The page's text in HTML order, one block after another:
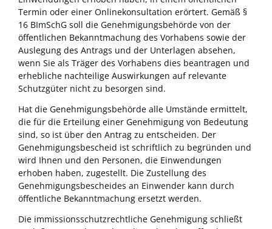
Termin oder einer Onlinekonsultation erörtert. Gemäß §
16 BImSchG soll die Genehmigungsbehörde von der
öffentlichen Bekanntmachung des Vorhabens sowie der
Auslegung des Antrags und der Unterlagen absehen,
wenn Sie als Träger des Vorhabens dies beantragen und
erhebliche nachteilige Auswirkungen auf relevante
Schutzgüter nicht zu besorgen sind.
Hat die Genehmigungsbehörde alle Umstände ermittelt,
die für die Erteilung einer Genehmigung von Bedeutung
sind, so ist über den Antrag zu entscheiden. Der
Genehmigungsbescheid ist schriftlich zu begründen und
wird Ihnen und den Personen, die Einwendungen
erhoben haben, zugestellt. Die Zustellung des
Genehmigungsbescheides an Einwender kann durch
öffentliche Bekanntmachung ersetzt werden.
Die immissionsschutzrechtliche Genehmigung schließt